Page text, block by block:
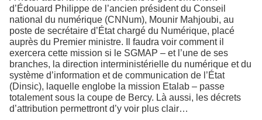
d’Édouard Philippe de l’ancien président du Conseil
national du numérique (CNNum), Mounir Mahjoubi, au
poste de secrétaire d’État chargé du Numérique, placé
auprès du Premier ministre. Il faudra voir comment il
exercera cette mission si le SGMAP – et l’une de ses
branches, la direction interministérielle du numérique et du
système d’information et de communication de l’État
(Dinsic), laquelle englobe la mission Etalab – passe
totalement sous la coupe de Bercy. Là aussi, les décrets
d’attribution permettront d’y voir plus clair…